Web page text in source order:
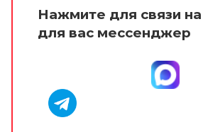
Нажмите для связи
для вас мессенджер